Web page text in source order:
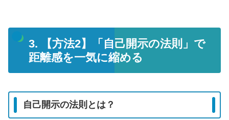
3. 【方法2】「自己開示の法則」で
距離感を一気に縮める
自己開示の法則とは？